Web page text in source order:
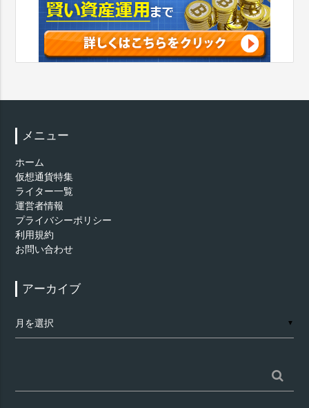
メニュー
ホーム
仮想通貨特集
ライター一覧
運営者情報
プライバシーポリシー
利用規約
お問い合わせ
アーカイブ
ー
▼
索: